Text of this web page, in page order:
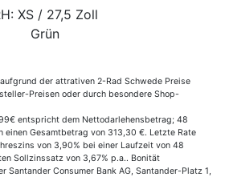
XS / 27,5 Zoll
Grün
der attrativen 2-Rad Schwede Preise
Preisen oder durch besondere Shop-
entspricht dem Nettodarlehensbetrag; 48
einen Gesamtbetrag von 313,30 €. Letzte Rate
von 3,90% bei einer Laufzeit von 48
Sollzinssatz von 3,67% p.a.. Bonität
Santander Consumer Bank AG, Santander-Platz 1,